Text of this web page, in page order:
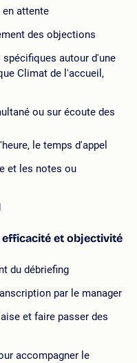
attente
des objections
autour d'une
Climat de l'accueil,
ou sur écoute des
le temps d'appel
et les notes ou
et objectivité
du débriefing
par le manager
et faire passer des
accompagner le